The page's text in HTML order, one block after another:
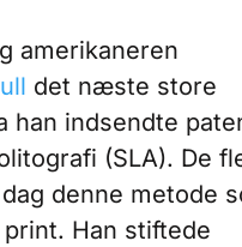
amerikaneren
det næste store
han indsendte
(SLA). De
denne metode
Han stiftede